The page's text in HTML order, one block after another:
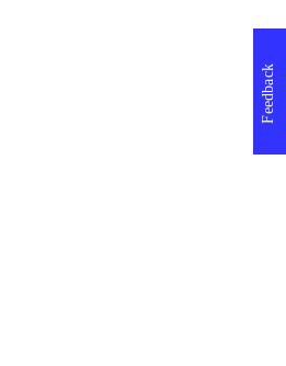
Feedback